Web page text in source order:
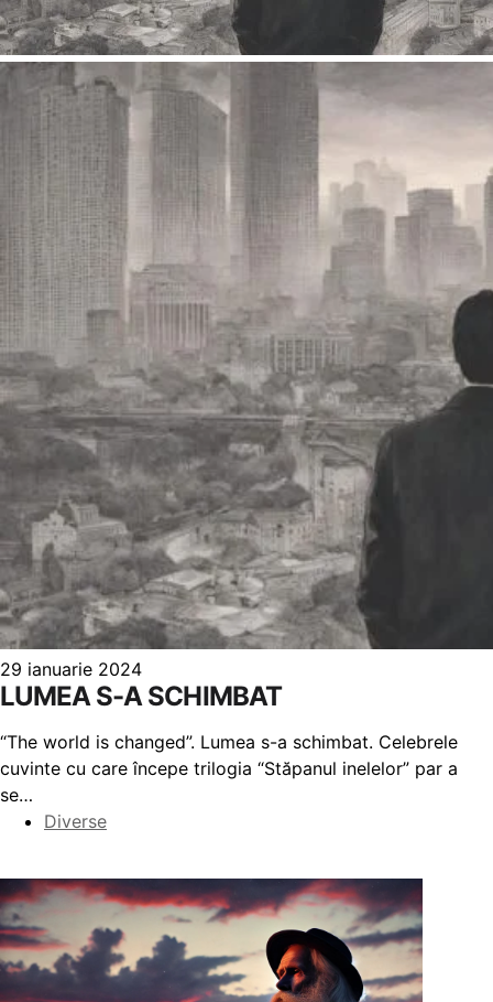
29 ianuarie 2024
LUMEA S-A SCHIMBAT
“The world is changed”. Lumea s-a schimbat. Celebrele
cuvinte cu care începe trilogia “Stăpanul inelelor” par a
se…
Diverse